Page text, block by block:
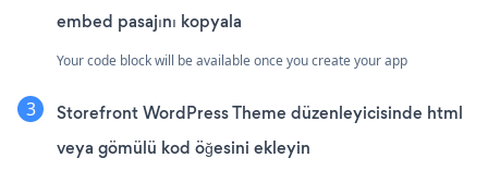
embed pasajını kopyala
Your code block will be available once you create your app
Storefront WordPress Theme düzenleyicisinde html
veya gömülü kod öğesini ekleyin